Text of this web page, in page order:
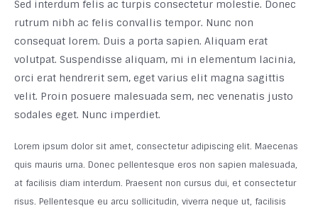
Sed interdum felis ac turpis consectetur molestie. Donec
rutrum nibh ac felis convallis tempor. Nunc non
consequat lorem. Duis a porta sapien. Aliquam erat
volutpat. Suspendisse aliquam, mi in elementum lacinia,
orci erat hendrerit sem, eget varius elit magna sagittis
velit. Proin posuere malesuada sem, nec venenatis justo
sodales eget. Nunc imperdiet.
Lorem ipsum dolor sit amet, consectetur adipiscing elit. Maecenas
quis mauris urna. Donec pellentesque eros non sapien malesuada,
at facilisis diam interdum. Praesent non cursus dui, et consectetur
risus. Pellentesque eu arcu sollicitudin, viverra neque ut, facilisis